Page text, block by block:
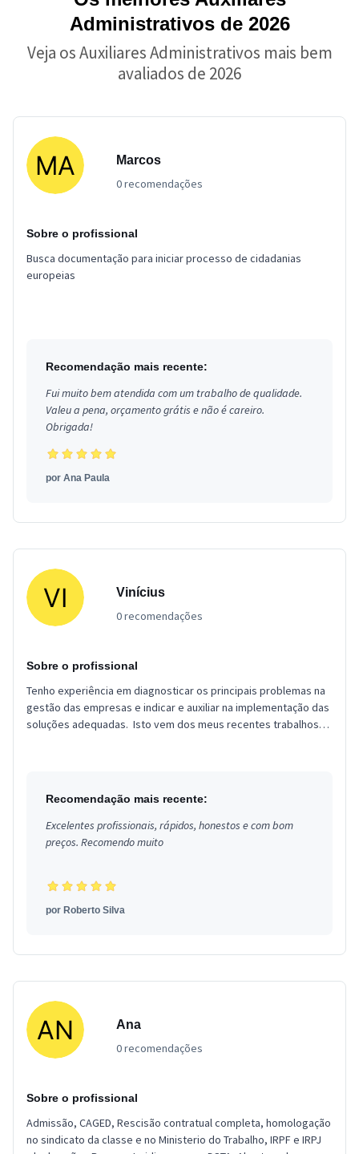
Administrativos de 2026
Veja os Auxiliares Administrativos mais bem
avaliados de 2026
Marcos
0 recomendações
Sobre o profissional
Busca documentação para iniciar processo de cidadanias
europeias
Recomendação mais recente:
Fui muito bem atendida com um trabalho de qualidade.
Valeu a pena, orçamento grátis e não é careiro.
Obrigada!
por Ana Paula
Vinícius
0 recomendações
Sobre o profissional
Tenho experiência em diagnosticar os principais problemas na
gestão das empresas e indicar e auxiliar na implementação das
soluções adequadas. Isto vem dos meus recentes trabalhos
Recomendação mais recente:
Excelentes profissionais, rápidos, honestos e com bom
preços. Recomendo muito
por Roberto Silva
Ana
0 recomendações
Sobre o profissional
Admissão, CAGED, Rescisão contratual completa, homologação
no sindicato da classe e no Ministerio do Trabalho, IRPF e IRPJ